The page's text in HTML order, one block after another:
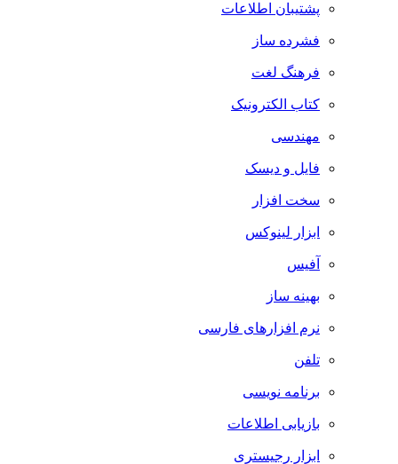
پشتیبان اطلاعات
فشرده ساز
فرهنگ لغت
کتاب الکترونیک
مهندسی
فایل و دیسک
سخت افزار
ابزار لینوکس
آفیس
بهینه ساز
نرم افزارهای فارسی
تلفن
برنامه نویسی
بازیابی اطلاعات
ابزار رجیستری